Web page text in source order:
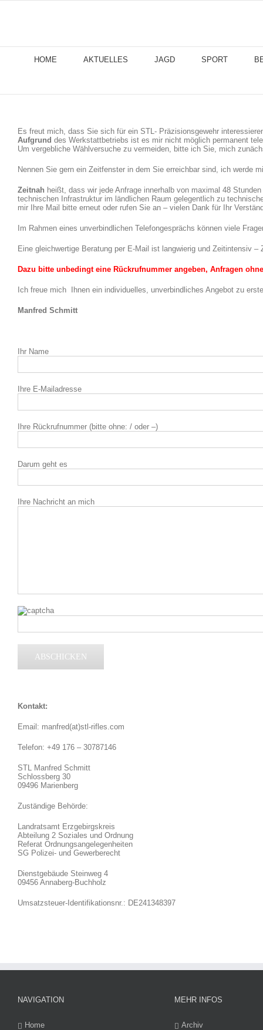
HOME AKTUELLES JAGD SPORT
Es freut mich, dass Sie sich für ein STL- Präzisionsgewehr
Aufgrund des Werkstattbetriebs ist es mir nicht möglich permanent
Um vergebliche Wählversuche zu vermeiden, bitte ich Sie, mich
Nennen Sie gern ein Zeitfenster in dem Sie erreichbar sind, ich werde
Zeitnah heißt, dass wir jede Anfrage innerhalb von maximal 48
technischen Infrastruktur im ländlichen Raum gelegentlich zu
mir Ihre Mail bitte erneut oder rufen Sie an – vielen Dank für Ihr
Im Rahmen eines unverbindlichen Telefongesprächs können viele
Eine gleichwertige Beratung per E-Mail ist langwierig und Zeitintensiv
Dazu bitte unbedingt eine Rückrufnummer angeben, Anfragen
Ich freue mich Ihnen ein individuelles, unverbindliches Angebot zu
Manfred Schmitt
Ihr Name
Ihre E-Mailadresse
Ihre Rückrufnummer (bitte ohne: / oder –)
Darum geht es
Ihre Nachricht an mich
Kontakt:
Email: manfred(at)stl-rifles.com
Telefon: +49 176 – 30787146
STL Manfred Schmitt
Schlossberg 30
09496 Marienberg
Zuständige Behörde:
Landratsamt Erzgebirgskreis
Abteilung 2 Soziales und Ordnung
Referat Ordnungsangelegenheiten
SG Polizei- und Gewerberecht
Dienstgebäude Steinweg 4
09456 Annaberg-Buchholz
Umsatzsteuer-Identifikationsnr.: DE241348397
NAVIGATION
Home
MEHR INFOS
Archiv